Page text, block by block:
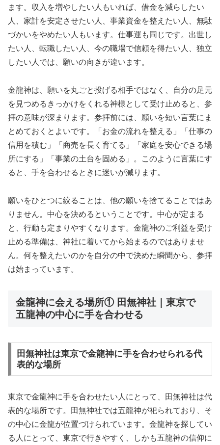
ます。収入を増やしたい人もいれば、借金を減らしたい
人、家計を安定させたい人、事業資金を整えたい人、無駄
づかいをやめたい人もいます。仕事運も同じです。出世し
たい人、転職したい人、今の職場で信頼を得たい人、独立
したい人では、願いの向きが違います。
金龍神は、願いを丸ごと投げる相手ではなく、自分の足元
を見つめるきっかけをくれる神様として受け止めると、参
拝の意味が深まります。参拝前には、願いを短い言葉にま
とめておくとよいです。「お金の流れを整える」「仕事の
信用を積む」「商売を長く育てる」「家庭を安心できる場
所にする」「事業の土台を固める」。このように言葉にす
ると、手を合わせるときに迷いが減ります。
願いをひとつに絞ることは、他の願いを捨てることではあ
りません。中心を決めるということです。中心が定まる
と、行動も定まりやすくなります。金龍神のご利益を受け
止める準備は、神社に着いてから始まるのではありませ
ん。何を整えたいのかを自分の中で決めた瞬間から、参拝
は始まっています。
金龍神に会える場所① 田無神社｜東京で
五龍神の中心に手を合わせる
田無神社は東京で金龍神に手を合わせられる代
表的な場所
東京で金龍神に手を合わせたい人にとって、田無神社は代
表的な場所です。田無神社では五龍神が祀られており、そ
の中心に金龍が位置づけられています。金龍神を探してい
る人にとって、東京で行きやすく、しかも五龍神の信仰に